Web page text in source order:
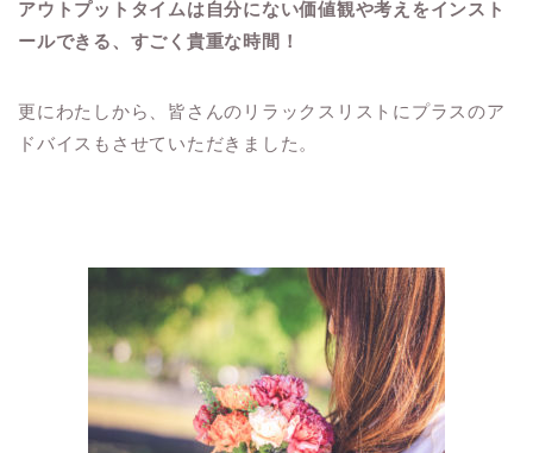
アウトプットタイムは自分にない価値観や考えをインスト
ールできる、すごく貴重な時間！
更にわたしから、皆さんのリラックスリストにプラスのア
ドバイスもさせていただきました。